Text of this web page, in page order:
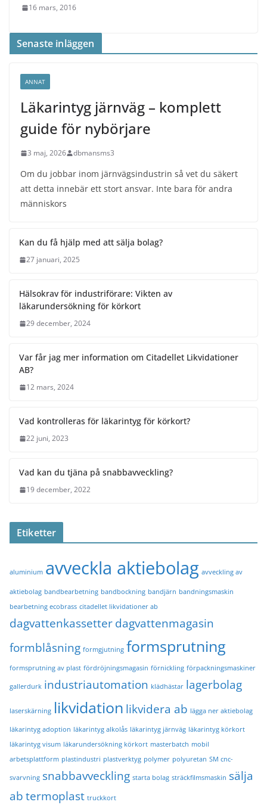
16 mars, 2016
Senaste inläggen
ANNAT
Läkarintyg järnväg – komplett
guide för nybörjare
3 maj, 2026 dbmansms3
Om du jobbar inom järnvägsindustrin så vet du säkert
att detta innebär ett stort ansvar. Inte bara för andra
människors
Kan du få hjälp med att sälja bolag?
27 januari, 2025
Hälsokrav för industriförare: Vikten av
läkarundersökning för körkort
29 december, 2024
Var får jag mer information om Citadellet Likvidationer
AB?
12 mars, 2024
Vad kontrolleras för läkarintyg för körkort?
22 juni, 2023
Vad kan du tjäna på snabbavveckling?
19 december, 2022
Etiketter
aluminium avveckla aktiebolag avveckling av
aktiebolag bandbearbetning bandbockning bandjärn bandningsmaskin
bearbetning ecobrass citadellet likvidationer ab
dagvattenkassetterdagvattenmagasin
formblåsning formgjutning formsprutning
formsprutning av plast fördröjningsmagasin förnickling förpackningsmaskiner
gallerdurk industriautomation klädhästar lagerbolag
laserskärning likvidation likvidera ab lägga ner aktiebolag
läkarintyg adoption läkarintyg alkolås läkarintyg järnväg läkarintyg körkort
läkarintyg visum läkarundersökning körkort masterbatch mobil
arbetsplattform plastindustri plastverktyg polymer polyuretan SM cnc-
svarvning snabbavveckling starta bolag sträckfilmsmaskin sälja
abtermoplast truckkort